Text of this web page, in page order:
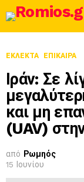
ΕΚΛΕΚΤΆ ΕΠΊΚΑΙΡΑ
Ιράν: Σε
και μη
(UAV)
από Ρωμηός
15 Ιουνίου